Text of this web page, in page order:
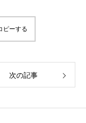
ピーする
次の記事